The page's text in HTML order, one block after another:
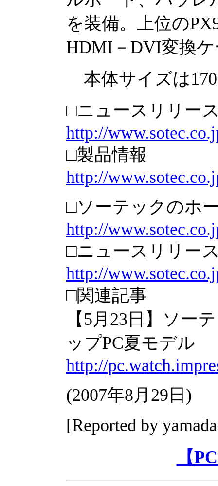
を装備。上位の
HDMI－DVI変換
本体サイズは
□ニュースリリー
http://
□製品情報
http://
□ソーテックのホ
http://
□ニュースリリー
http://
□関連記事
【5月23日】ソー
ップPC夏モデル
http://
(2007年8月29日 )
[Reported by
【